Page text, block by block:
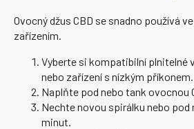
Ovocný džus CBD se snadno používá
zařízením.
Vyberte si kompatibilní plnitelné
nebo zařízení s nízkým příkonem.
Naplňte pod nebo tank ovocnou
Nechte novou spirálku nebo pod
minut.